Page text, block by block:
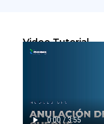
Video Tutorial